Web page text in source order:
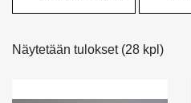
Näytetään tulokset (28 kpl)